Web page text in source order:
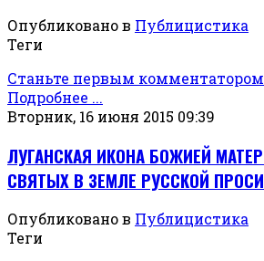
Опубликовано в Публицистика
Теги
Станьте первым
Подробнее ...
Вторник, 16 июня 2015 09:39
ЛУГАНСКАЯ ИКОНА БОЖИЕЙ
СВЯТЫХ В ЗЕМЛЕ РУССКОЙ
Опубликовано в Публицистика
Теги